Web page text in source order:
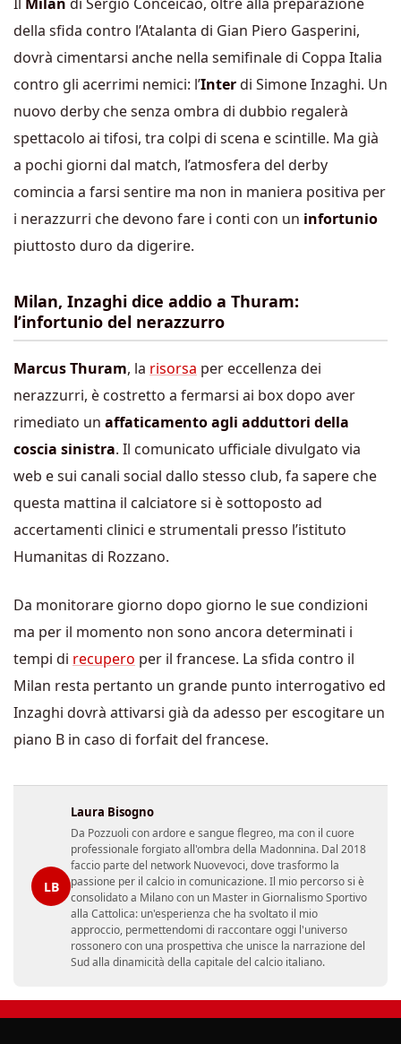
della sfida contro l’Atalanta di Gian Piero Gasperini,
dovrà cimentarsi anche nella semifinale di Coppa Italia
contro gli acerrimi nemici: l’Interdi Simone Inzaghi. Un
nuovo derby che senza ombra di dubbio regalerà
spettacolo ai tifosi, tra colpi di scena e scintille. Ma già
a pochi giorni dal match, l’atmosfera del derby
comincia a farsi sentire ma non in maniera positiva per
i nerazzurri che devono fare i conti con un infortunio
piuttosto duro da digerire.
Milan, Inzaghi dice addio a Thuram:
l’infortunio del nerazzurro
Marcus Thuram, la risorsa per eccellenza dei
nerazzurri, è costretto a fermarsi ai box dopo aver
rimediato un affaticamento agli adduttori della
coscia sinistra. Il comunicato ufficiale divulgato via
web e sui canali social dallo stesso club, fa sapere che
questa mattina il calciatore si è sottoposto ad
accertamenti clinici e strumentali presso l’istituto
Humanitas di Rozzano.
Da monitorare giorno dopo giorno le sue condizioni
ma per il momento non sono ancora determinati i
tempi di recupero per il francese. La sfida contro il
Milan resta pertanto un grande punto interrogativo ed
Inzaghi dovrà attivarsi già da adesso per escogitare un
piano B in caso di forfait del francese.
LB
Laura Bisogno
Da Pozzuoli con ardore e sangue flegreo, ma con il cuore
professionale forgiato all'ombra della Madonnina. Dal 2018
faccio parte del network Nuovevoci, dove trasformo la
passione per il calcio in comunicazione. Il mio percorso si è
consolidato a Milano con un Master in Giornalismo Sportivo
alla Cattolica: un'esperienza che ha svoltato il mio
approccio, permettendomi di raccontare oggi l'universo
rossonero con una prospettiva che unisce la narrazione del
Sud alla dinamicità della capitale del calcio italiano.